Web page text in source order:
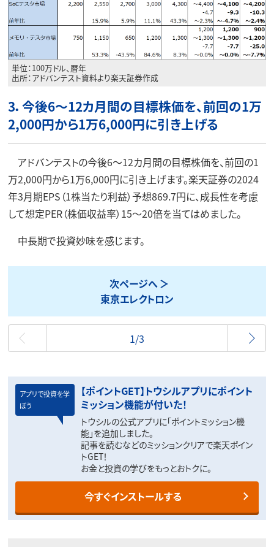
単位：100万ドル、暦年
出所：アドバンテスト資料より楽天証券作成
3．今後6～12カ月間の目標株価を、前回の1万
2,000円から1万6,000円に引き上げる
アドバンテストの今後6～12カ月間の目標株価を、前回の1
万2,000円から1万6,000円に引き上げます。楽天証券の2024
年3月期EPS（1株当たり利益）予想869.7円に、成長性を考慮
して想定PER（株価収益率）15～20倍を当てはめました。
中長期で投資妙味を感じます。
次ページへ
​東京エレクトロン
最初
1/3
アプリで投資を学
ぼう
【ポイントGET】トウシルアプリにポイント
ミッション機能が付いた！
トウシルの公式アプリに「ポイントミッション機
能」を追加しました。
記事を読むなどのミッションクリアで楽天ポイン
トGET！
お金と投資の学びをもっとおトクに。
今すぐインストールする